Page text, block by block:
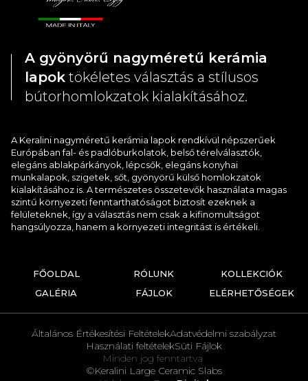
A gyönyörű nagyméretű kerámia
lapoktökéletes választás a stílusos
bútorhomlokzatok kialakításához.
A Keralini nagyméretű kerámia lapok rendkívül népszerűek
Európában fal- és padlóburkolatok, belső térelválasztók,
elegáns ablakpárkányok, lépcsők, elegáns konyhai
munkalapok, szigetek, sőt, gyönyörű külső homlokzatok
kialakításához is. A természetes összetevők használata magas
szintű környezeti fenntarthatóságot biztosít ezeknek a
felületeknek, így a választás nem csak a kifinomultságot
hangsúlyozza, hanem a környezeti integritást is értékeli.
FŐOLDAL RÓLUNK
KOLLEKCIÓK
GALÉRIA
FÁJLOK ELÉRHETŐSÉGEK
Minden jog fenntartva
©Keralini Large Ceramic Slabs
Általános Értékesítési FeltételekAdatvédelmi szabályzat
Használati feltételekSüti Fájlok